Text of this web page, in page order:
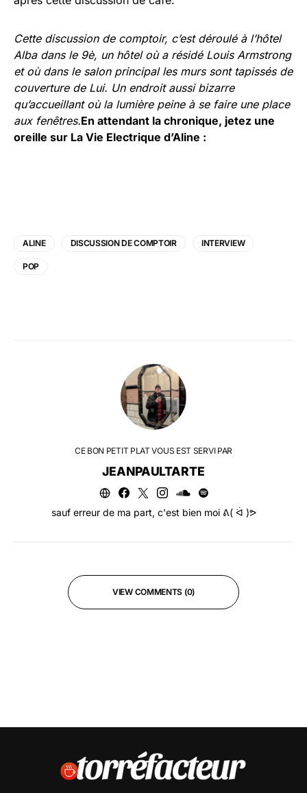
Cette discussion de comptoir, c’est déroulé à l’hôtel
Alba dans le 9è, un hôtel où a résidé Louis Armstrong
et où dans le salon principal les murs sont tapissés de
couverture de Lui. Un endroit aussi bizarre
qu’accueillant où la lumière peine à se faire une place
aux fenêtres.En attendant la chronique, jetez une
oreille sur La Vie Electrique d’Aline :
ALINE DISCUSSION DE COMPTOIR INTERVIEW
POP
CE BON PETIT PLAT VOUS EST SERVI PAR
JEANPAULTARTE
sauf erreur de ma part, c'est bien moi ᕕ( ᐛ )ᕗ
VIEW COMMENTS (0)